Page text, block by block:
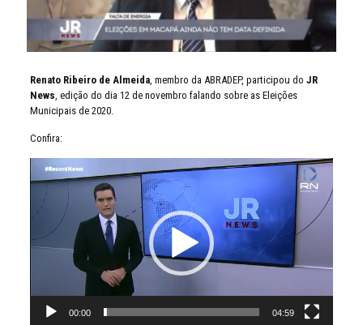
Renato Ribeiro de Almeida, membro da ABRADEP, participou do JR
News , edição do dia 12 de novembro falando sobre as Eleições
Municipais de 2020.
Confira:
Tocador
de
vídeo
00:00 04:59